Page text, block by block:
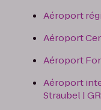
Aéroport
Aéroport
Aéroport
Aéroport
Straubel |